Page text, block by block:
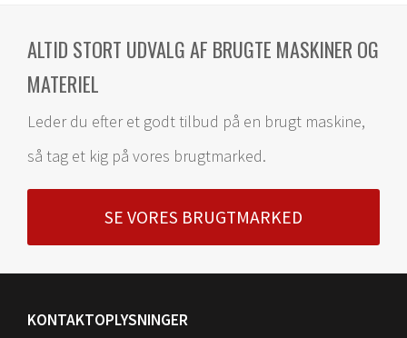
ALTID STORT UDVALG AF BRUGTE MASKINER OG
MATERIEL
Leder du efter et godt tilbud på en brugt maskine,
så tag et kig på vores brugtmarked.
SE VORES BRUGTMARKED
KONTAKTOPLYSNINGER